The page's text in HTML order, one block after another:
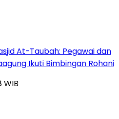
At-Taubah: Pegawai dan
Ikuti Bimbingan Rohani
WIB